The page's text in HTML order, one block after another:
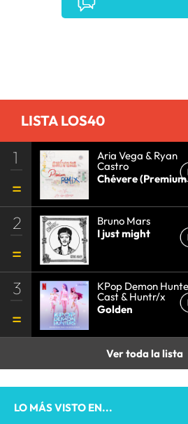
LISTA LOS40
1 Aria Vega & Ryan
Castro
Chévere
2
Bruno Mars
I just might
3 KPop Demon
Cast & Huntr/x
Golden
Ver toda la lista
LO MÁS VISTO EN...